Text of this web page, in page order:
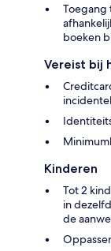
Toegang
boeken
Vereist bij
Kinderen
Tot 2
in
de